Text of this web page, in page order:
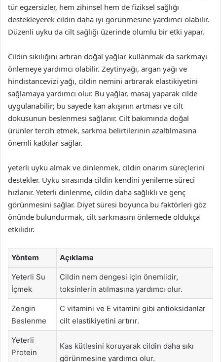
tür egzersizler, hem zihinsel hem de fiziksel sağlığı
destekleyerek cildin daha iyi görünmesine yardımcı olabilir.
Düzenli uyku da cilt sağlığı üzerinde olumlu bir etki yapar.
Cildin sıkılığını artıran doğal yağlar kullanmak da sarkmayı
önlemeye yardımcı olabilir. Zeytinyağı, argan yağı ve
hindistancevizi yağı, cildin nemini artırarak elastikiyetini
sağlamaya yardımcı olur. Bu yağlar, masaj yaparak cilde
uygulanabilir; bu sayede kan akışının artması ve cilt
dokusunun beslenmesi sağlanır. Cilt bakımında doğal
ürünler tercih etmek, sarkma belirtilerinin azaltılmasına
önemli katkılar sağlar.
yeterli uyku almak ve dinlenmek, cildin onarım süreçlerini
destekler. Uyku sırasında cildin kendini yenileme süreci
hızlanır. Yeterli dinlenme, cildin daha sağlıklı ve genç
görünmesini sağlar. Diyet süresi boyunca bu faktörleri göz
önünde bulundurmak, cilt sarkmasını önlemede oldukça
etkilidir.
Yöntem Açıklama
Yeterli Su
İçmek
Cildin nem dengesi için önemlidir,
toksinlerin atılmasına yardımcı olur.
Zengin
Beslenme
C vitamini ve E vitamini gibi antioksidanlar
cilt elastikiyetini artırır.
Yeterli
Protein
Kas kütlesini koruyarak cildin daha sıkı
görünmesine yardımcı olur.